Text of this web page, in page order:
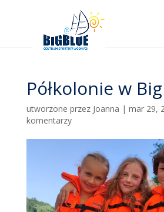
Półkolonie w
utworzone przez Joanna | mar 29,
komentarzy